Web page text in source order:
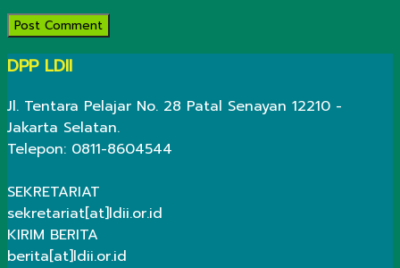
DPP LDII
Jl. Tentara Pelajar No. 28 Patal Senayan 12210 -
Jakarta Selatan.
Telepon: 0811-8604544
SEKRETARIAT
sekretariat[at]ldii.or.id
KIRIM BERITA
berita[at]ldii.or.id